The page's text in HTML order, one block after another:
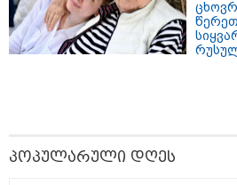
პოპულარული დღეს